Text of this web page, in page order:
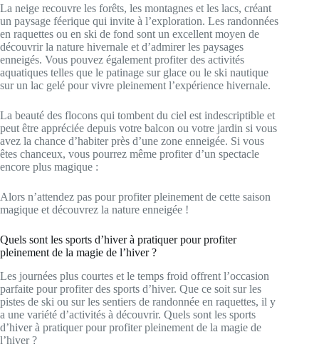
La neige recouvre les forêts, les montagnes et les lacs, créant
un paysage féerique qui invite à l’exploration. Les randonnées
en raquettes ou en ski de fond sont un excellent moyen de
découvrir la nature hivernale et d’admirer les paysages
enneigés. Vous pouvez également profiter des activités
aquatiques telles que le patinage sur glace ou le ski nautique
sur un lac gelé pour vivre pleinement l’expérience hivernale.
La beauté des flocons qui tombent du ciel est indescriptible et
peut être appréciée depuis votre balcon ou votre jardin si vous
avez la chance d’habiter près d’une zone enneigée. Si vous
êtes chanceux, vous pourrez même profiter d’un spectacle
encore plus magique :
Alors n’attendez pas pour profiter pleinement de cette saison
magique et découvrez la nature enneigée !
Quels sont les sports d’hiver à pratiquer pour profiter
pleinement de la magie de l’hiver ?
Les journées plus courtes et le temps froid offrent l’occasion
parfaite pour profiter des sports d’hiver. Que ce soit sur les
pistes de ski ou sur les sentiers de randonnée en raquettes, il y
a une variété d’activités à découvrir. Quels sont les sports
d’hiver à pratiquer pour profiter pleinement de la magie de
l’hiver ?